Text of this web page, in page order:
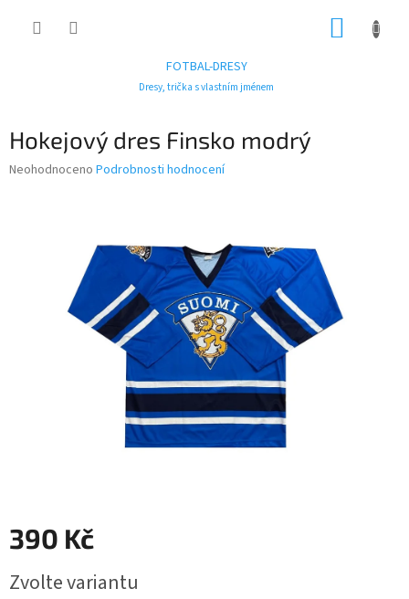
FOTBAL-DRESY
Dresy, trička s vlastním jménem
Hokejový dres Finsko modrý
Průměrné
Neohodnoceno Podrobnosti hodnocení
390 Kč
cena:
Zvolte variantu